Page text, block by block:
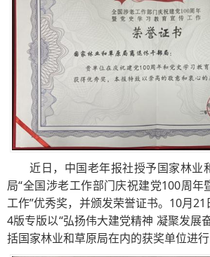
近日，中国老年报社授予国家林业
局“全国涉老工作部门庆祝建党100周年
工作”优秀奖，并颁发荣誉证书。10月
4版专版以“弘扬伟大建党精神 凝聚发展
括国家林业和草原局在内的获奖单位进行